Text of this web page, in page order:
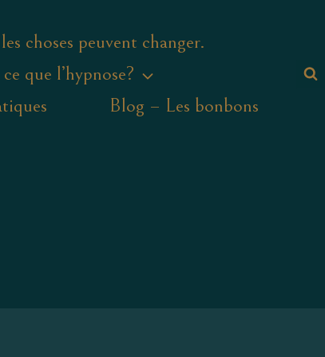
choses peuvent changer.
que l’hypnose?
Blog – Les bonbons